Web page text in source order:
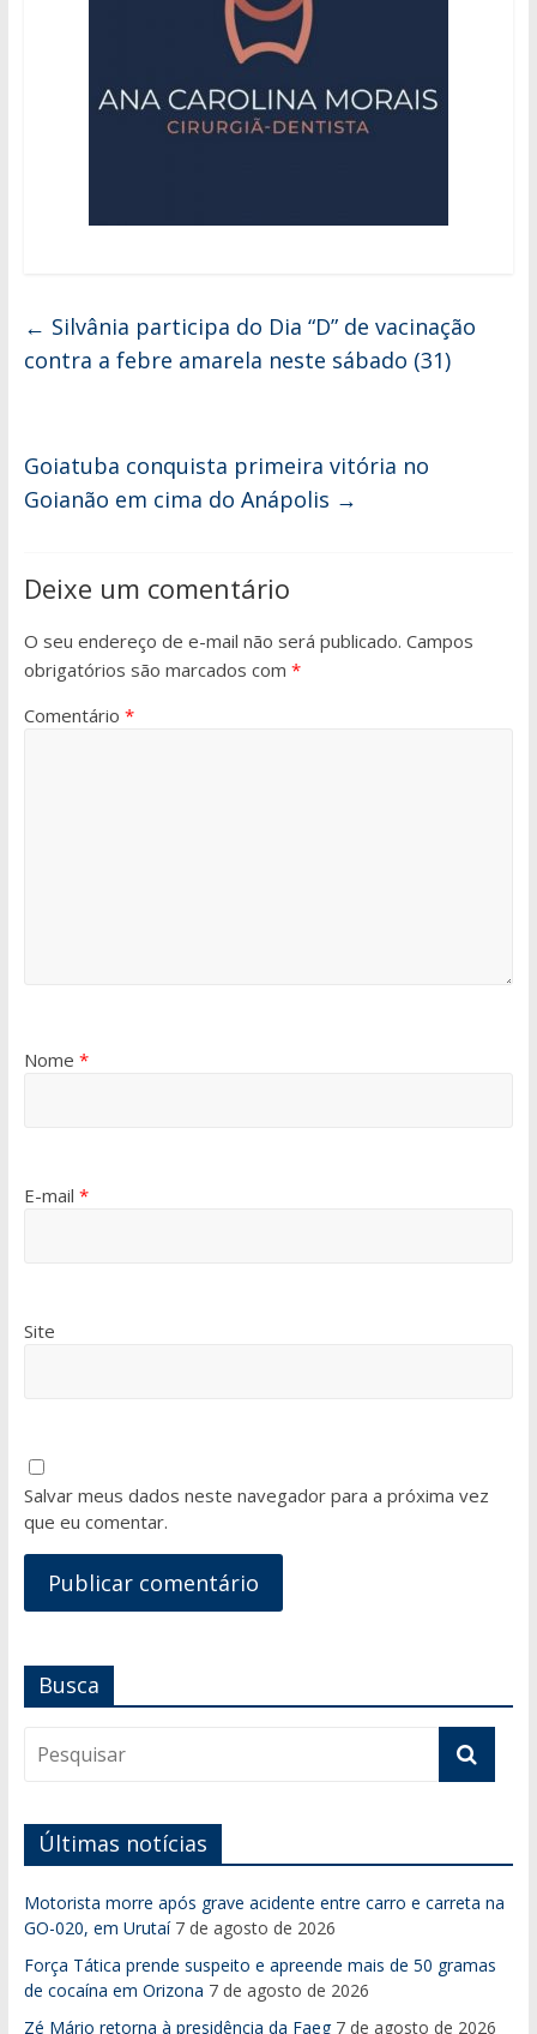
← Silvânia participa do Dia “D” de vacinação
contra a febre amarela neste sábado (31)
Goiatuba conquista primeira vitória no
Goianão em cima do Anápolis →
Deixe um comentário
O seu endereço de e-mail não será publicado. Campos
obrigatórios são marcados com *
Comentário *
Nome *
E-mail *
Site
Salvar meus dados neste navegador para a próxima vez
que eu comentar.
Busca
Últimas notícias
Motorista morre após grave acidente entre carro e carreta na
GO-020, em Urutaí 7 de agosto de 2026
Força Tática prende suspeito e apreende mais de 50 gramas
de cocaína em Orizona 7 de agosto de 2026
Zé Mário retorna à presidência da Faeg 7 de agosto de 2026